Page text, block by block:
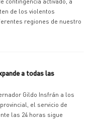
de los violentos
regiones de nuestro
a todas las
Gildo Insfrán a los
el servicio de
las 24 horas sigue